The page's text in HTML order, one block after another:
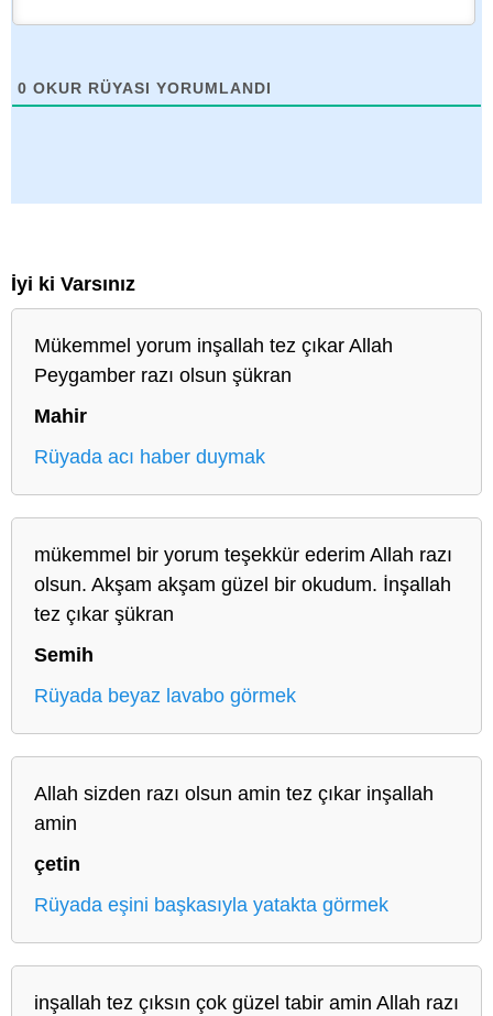
0 OKUR RÜYASI YORUMLANDI
İyi ki Varsınız
Mükemmel yorum inşallah tez çıkar Allah
Peygamber razı olsun şükran
Mahir
Rüyada acı haber duymak
mükemmel bir yorum teşekkür ederim Allah razı
olsun. Akşam akşam güzel bir okudum. İnşallah
tez çıkar şükran
Semih
Rüyada beyaz lavabo görmek
Allah sizden razı olsun amin tez çıkar inşallah
amin
çetin
Rüyada eşini başkasıyla yatakta görmek
inşallah tez çıksın çok güzel tabir amin Allah razı